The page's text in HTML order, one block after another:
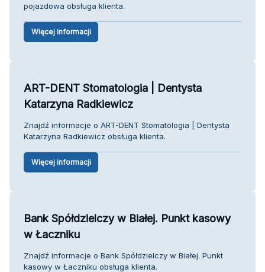
pojazdowa obsługa klienta.
Więcej informacji
ART-DENT Stomatologia | Dentysta
Katarzyna Radkiewicz
Znajdź informacje o ART-DENT Stomatologia | Dentysta
Katarzyna Radkiewicz obsługa klienta.
Więcej informacji
Bank Spółdzielczy w Białej. Punkt kasowy
w Łaczniku
Znajdź informacje o Bank Spółdzielczy w Białej. Punkt
kasowy w Łaczniku obsługa klienta.